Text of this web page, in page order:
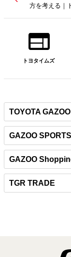
｜サッカー日
トヨタイムズ
TOYOTA
GAZOO SPORTS
GAZOO
TGR TRADE